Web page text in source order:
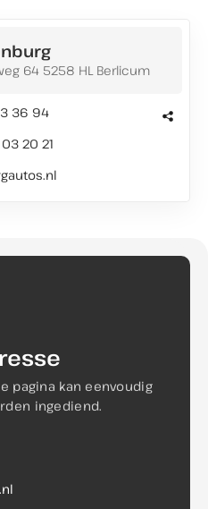
64 5258 HL Berlicum
36 94
03 20 21
pagina kan eenvoudig
ingediend.